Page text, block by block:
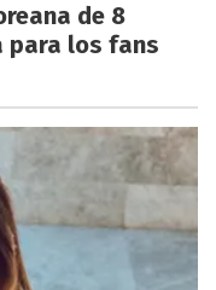
de 8
para los fans